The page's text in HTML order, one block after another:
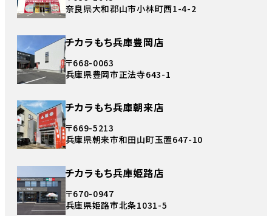
奈良県大和郡山市小林町西1-4-2
チカラもち兵庫豊岡店
〒668-0063
兵庫県豊岡市正法寺643-1
チカラもち兵庫朝来店
〒669-5213
兵庫県朝来市和田山町玉置647-10
チカラもち兵庫姫路店
〒670-0947
兵庫県姫路市北条1031-5